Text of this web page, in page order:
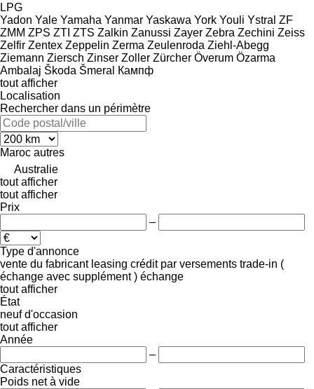
LPG
Yadon Yale Yamaha Yanmar Yaskawa York Youli Ystral ZF
ZMM ZPS ZTI ZTS Zalkin Zanussi Zayer Zebra Zechini Zeiss
Zelfir Zentex Zeppelin Zerma Zeulenroda Ziehl-Abegg
Ziemann Ziersch Zinser Zoller Zürcher Överum Özarma
Ambalaj Škoda Šmeral
Кампф
tout afficher
Localisation
Rechercher dans un périmètre
Maroc autres
Australie
tout afficher
tout afficher
Prix
–
Type d'annonce
vente du fabricant leasing crédit par versements trade-in (
échange avec supplément ) échange
tout afficher
État
neuf d'occasion
tout afficher
Année
–
Caractéristiques
Poids net à vide